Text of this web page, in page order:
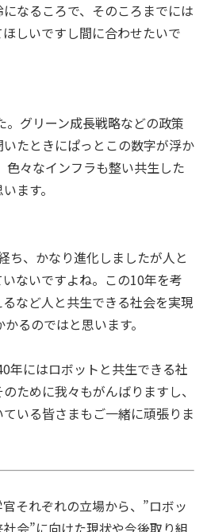
なるころで、そのころまでには
しいですし間に合わせたいで
グリーン成長戦略などの政策
たときにぱっとこの数字が浮か
色々なインフラも整い共生した
ます。
ち、かなり進化しましたが人と
ないですよね。この10年を考
など人と共生できる社会を実現
るのではと思います。
年にはロボットと共生できる社
ために我々もがんばりますし、
いる皆さまもご一緒に頑張りま
それぞれの立場から、”ロボッ
会”に向けた現状や今後取り組